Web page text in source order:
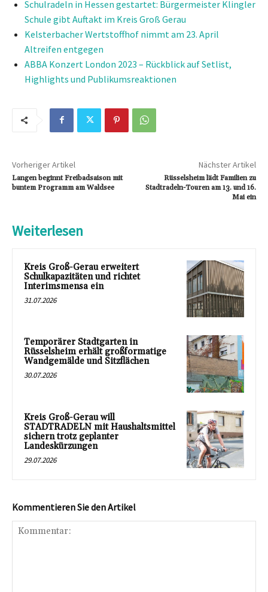
Schulradeln in Hessen gestartet: Bürgermeister Klingler
Schule gibt Auftakt im Kreis Groß Gerau
Kelsterbacher Wertstoffhof nimmt am 23. April
Altreifen entgegen
ABBA Konzert London 2023 – Rückblick auf Setlist,
Highlights und Publikumsreaktionen
Vorheriger Artikel
Langen beginnt Freibadsaison mit
buntem Programm am Waldsee
Nächster Artikel
Rüsselsheim lädt Familien zu
Stadtradeln-Touren am 13. und 16.
Mai ein
Weiterlesen
Kreis Groß-Gerau erweitert
Schulkapazitäten und richtet
Interimsmensa ein
31.07.2026
Temporärer Stadtgarten in
Rüsselsheim erhält großformatige
Wandgemälde und Sitzflächen
30.07.2026
Kreis Groß-Gerau will
STADTRADELN mit Haushaltsmittel
sichern trotz geplanter
Landeskürzungen
29.07.2026
Kommentieren Sie den Artikel